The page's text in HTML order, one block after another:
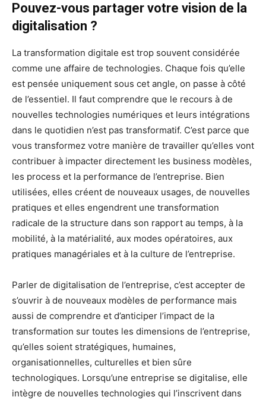
Pouvez-vous partager votre vision de la
digitalisation ?
La transformation digitale est trop souvent considérée
comme une affaire de technologies. Chaque fois qu’elle
est pensée uniquement sous cet angle, on passe à côté
de l’essentiel. Il faut comprendre que le recours à de
nouvelles technologies numériques et leurs intégrations
dans le quotidien n’est pas transformatif. C’est parce que
vous transformez votre manière de travailler qu’elles vont
contribuer à impacter directement les business modèles,
les process et la performance de l’entreprise. Bien
utilisées, elles créent de nouveaux usages, de nouvelles
pratiques et elles engendrent une transformation
radicale de la structure dans son rapport au temps, à la
mobilité, à la matérialité, aux modes opératoires, aux
pratiques managériales et à la culture de l’entreprise.
Parler de digitalisation de l’entreprise, c’est accepter de
s’ouvrir à de nouveaux modèles de performance mais
aussi de comprendre et d’anticiper l’impact de la
transformation sur toutes les dimensions de l’entreprise,
qu’elles soient stratégiques, humaines,
organisationnelles, culturelles et bien sûre
technologiques. Lorsqu’une entreprise se digitalise, elle
intègre de nouvelles technologies qui l’inscrivent dans